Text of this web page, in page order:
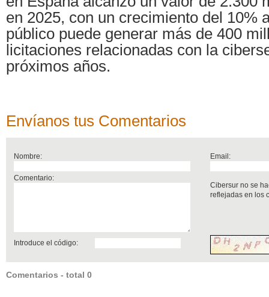
en 2025, con un crecimiento del 10%
público puede generar más de 400
licitaciones relacionadas con la
próximos años.
Envíanos tus Comentarios
Nombre: Email:
Comentario:
Cibersur no se
reflejadas en los
Introduce el código:
Comentarios - total 0